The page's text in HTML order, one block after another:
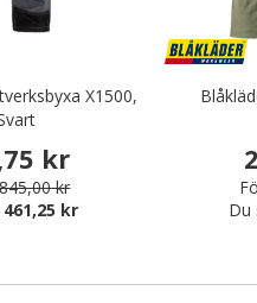
X1500,
kr
kr
461,25 kr
Du